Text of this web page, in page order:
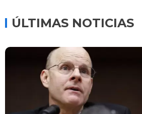
ÚLTIMAS NOTICIAS